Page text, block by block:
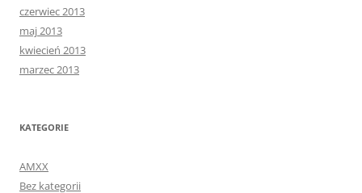
czerwiec 2013
maj 2013
kwiecień 2013
marzec 2013
KATEGORIE
AMXX
Bez kategorii